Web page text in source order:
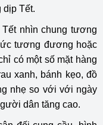
dịp Tết.
nhìn chung tương
tương đương hoặc
có một số mặt hàng
xanh, bánh kẹo, đồ
nhẹ so với với ngày
dân tăng cao.